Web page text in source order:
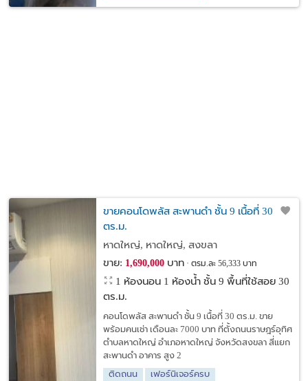
ขายคอนโดพลัส สะพานดำ ชั้น 9 เนื้อที่ 30
ตร.ม.
หาดใหญ่, หาดใหญ่, สงขลา
ขาย: 1,690,000บาท ตรม.ละ 56,333 บาท
1 ห้องนอน 1 ห้องน้ำ ชั้น 9 พื้นที่ใช้สอย 30
ตร.ม.
คอนโดพลัส สะพานดำ ชั้น 9 เนื้อที่ 30 ตร.ม. ขาย
พร้อมคนเช่า เดือนละ 7000 บาท ที่ตั้งถนนราษฎร์อุทิศ
ตำบลหาดใหญ่ อำเภอหาดใหญ่ จังหวัดสงขลา สี่แยก
สะพานดำ อาคาร สูง 2
ติดถนน
เฟอร์นิเจอร์ครบ